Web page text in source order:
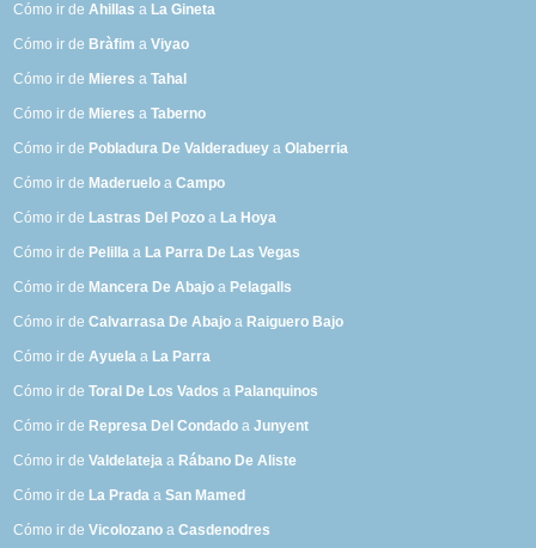
Cómo ir deAhillas a La Gineta
Cómo ir de Bràfim aViyao
Cómo ir de Mieres aTahal
Cómo ir de Mieres aTaberno
Cómo ir de Pobladura De Valderaduey aOlaberria
Cómo ir de Maderuelo aCampo
Cómo ir de Lastras Del Pozo a La Hoya
Cómo ir de Pelilla a La Parra De Las Vegas
Cómo ir de Mancera De Abajo a Pelagalls
Cómo ir deCalvarrasa De Abajo a Raiguero Bajo
Cómo ir deAyuela a La Parra
Cómo ir deToral De Los Vados a Palanquinos
Cómo ir de Represa Del Condado aJunyent
Cómo ir deValdelateja a Rábano De Aliste
Cómo ir de La Prada aSan Mamed
Cómo ir deVicolozano aCasdenodres